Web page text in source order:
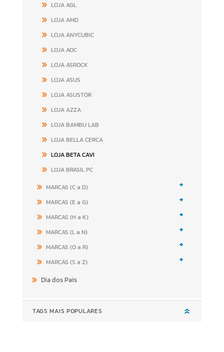
LOJA AGL
LOJA AMD
LOJA ANYCUBIC
LOJA AOC
LOJA ASROCK
LOJA ASUS
LOJA ASUSTOR
LOJA AZZA
LOJA BAMBU LAB
LOJA BELLA CERCA
LOJA BETA CAVI
LOJA BRASIL PC
MARCAS (C a D)
+
MARCAS (E a G) +
MARCAS (H a K) +
MARCAS (L a N) +
MARCAS (O a R) +
MARCAS (S a Z) +
Dia dos Pais
TAGS MAIS POPULARES